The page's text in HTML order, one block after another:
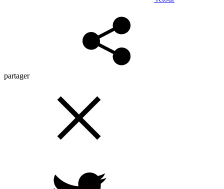
partager